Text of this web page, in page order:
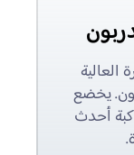
العالية
يخضع
أحدث